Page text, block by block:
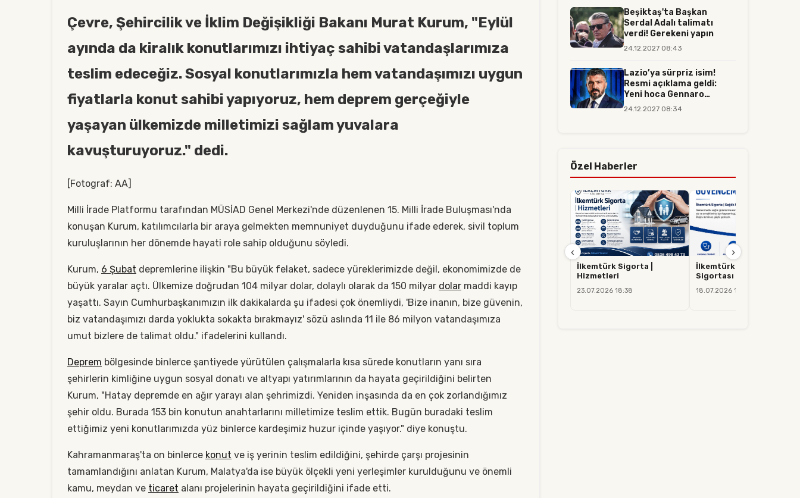
Çevre, Şehircilik ve İklim Değişikliği Bakanı Murat Kurum, "Eylül
ayında da kiralık konutlarımızı ihtiyaç sahibi vatandaşlarımıza
teslim edeceğiz. Sosyal konutlarımızla hem vatandaşımızı uygun
fiyatlarla konut sahibi yapıyoruz, hem deprem gerçeğiyle
yaşayan ülkemizde milletimizi sağlam yuvalara
kavuşturuyoruz." dedi.
[Fotograf: AA]
Milli İrade Platformu tarafından MÜSİAD Genel Merkezi'nde düzenlenen 15. Milli İrade Buluşması'nda
konuşan Kurum, katılımcılarla bir araya gelmekten memnuniyet duyduğunu ifade ederek, sivil toplum
kuruluşlarının her dönemde hayati role sahip olduğunu söyledi.
Kurum, 6 Şubat depremlerine ilişkin "Bu büyük felaket, sadece yüreklerimizde değil, ekonomimizde de
büyük yaralar açtı. Ülkemize doğrudan 104 milyar dolar, dolaylı olarak da 150 milyar dolar maddi kayıp
yaşattı. Sayın Cumhurbaşkanımızın ilk dakikalarda şu ifadesi çok önemliydi, 'Bize inanın, bize güvenin,
biz vatandaşımızı darda yoklukta sokakta bırakmayız' sözü aslında 11 ile 86 milyon vatandaşımıza
umut bizlere de talimat oldu." ifadelerini kullandı.
Deprem bölgesinde binlerce şantiyede yürütülen çalışmalarla kısa sürede konutların yanı sıra
şehirlerin kimliğine uygun sosyal donatı ve altyapı yatırımlarının da hayata geçirildiğini belirten
Kurum, "Hatay depremde en ağır yarayı alan şehrimizdi. Yeniden inşasında da en çok zorlandığımız
şehir oldu. Burada 153 bin konutun anahtarlarını milletimize teslim ettik. Bugün buradaki teslim
ettiğimiz yeni konutlarımızda yüz binlerce kardeşimiz huzur içinde yaşıyor." diye konuştu.
Kahramanmaraş'ta on binlerce konut ve iş yerinin teslim edildiğini, şehirde çarşı projesinin
tamamlandığını anlatan Kurum, Malatya'da ise büyük ölçekli yeni yerleşimler kurulduğunu ve önemli
kamu, meydan ve ticaret alanı projelerinin hayata geçirildiğini ifade etti.
Beşiktaş'ta Başkan
Serdal Adalı talimatı
verdi! Gerekeni yapın
24.12.2027 08:43
Lazio’ya sürpriz isim!
Resmi açıklama geldi:
Yeni hoca Gennaro
Gattuso...
24.12.2027 08:34
Özel Haberler
İlkemtürk Sigorta |
Hizmetleri
23.07.2026 18:38
İlkemtürk Sigorta | Sağlık
Sigortası
18.07.2026 14:37
‹ ›